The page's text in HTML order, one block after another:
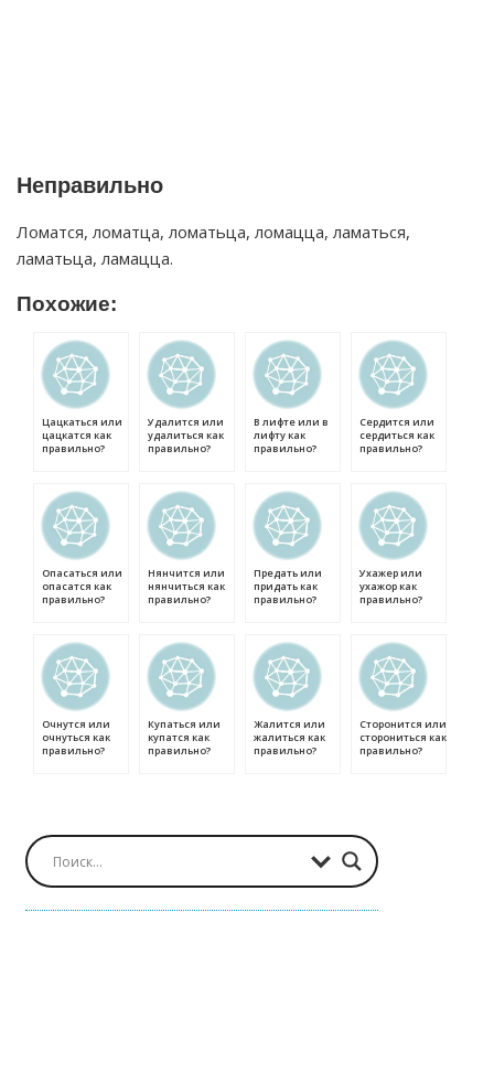
Неправильно
Ломатся, ломатца, ломатьца, ломацца, ламаться,
ламатьца, ламацца.
Похожие:
Цацкаться или
цацкатся как
правильно?
Удалится или
удалиться как
правильно?
В лифте или в
лифту как
правильно?
Сердится или
сердиться как
правильно?
Опасаться или
опасатся как
правильно?
Нянчится или
нянчиться как
правильно?
Предать или
придать как
правильно?
Ухажер или
ухажор как
правильно?
Очнутся или
очнуться как
правильно?
Купаться или
купатся как
правильно?
Жалится или
жалиться как
правильно?
Сторонится или
сторониться как
правильно?